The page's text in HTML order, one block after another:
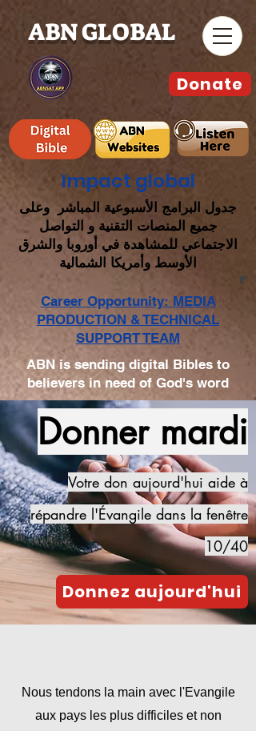
ABN GLOBAL
Impact global
جدول البرامج الأسبوعية المباشر وعلى
جميع المنصات التقنية و التواصل
الاجتماعي للمشاهدة في أوروبا والشرق
الأوسط وأمريكا الشمالية
ABN is sending digital Bibles to
believers in need of God's word
Donate
Career Opportunity: MEDIA
PRODUCTION & TECHNICAL
SUPPORT TEAM
Donner mardi
Votre don aujourd'hui aide à
répandre l'Évangile dans la fenêtre
10/40
Donnez aujourd'hui
Nous tendons la main avec l'Evangile
aux pays les plus difficiles et non